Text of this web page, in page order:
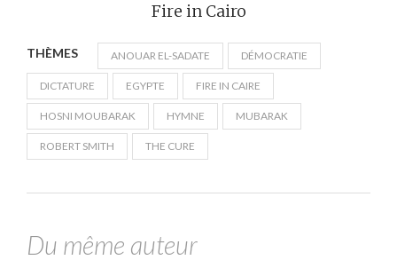
Fire in Cairo
THÈMES ANOUAR EL-SADATE DÉMOCRATIE
DICTATURE EGYPTE FIRE IN CAIRE
HOSNI MOUBARAK HYMNE MUBARAK
ROBERT SMITH THE CURE
Du même auteur